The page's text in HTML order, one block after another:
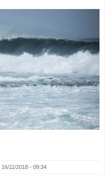
16/11/2018 - 09:34